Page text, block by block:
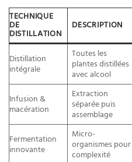
TECHNIQUE
DE
DISTILLATION
DESCRIPTION
Distillation
intégrale
Toutes les
plantes distillées
avec alcool
Infusion &
macération
Extraction
séparée puis
assemblage
Fermentation
innovante
Micro-
organismes pour
complexité